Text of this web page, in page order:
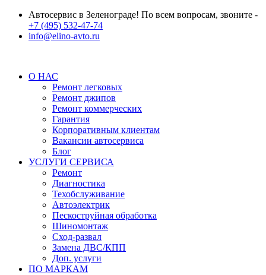
Автосервис в Зеленограде! По всем вопросам, звоните -
+7 (495) 532-47-74
info@elino-avto.ru
О НАС
Ремонт легковых
Ремонт джипов
Ремонт коммерческих
Гарантия
Корпоративным клиентам
Вакансии автосервиса
Блог
УСЛУГИ СЕРВИСА
Ремонт
Диагностика
Техобслуживание
Автоэлектрик
Пескоструйная обработка
Шиномонтаж
Сход-развал
Замена ДВС/КПП
Доп. услуги
ПО МАРКАМ